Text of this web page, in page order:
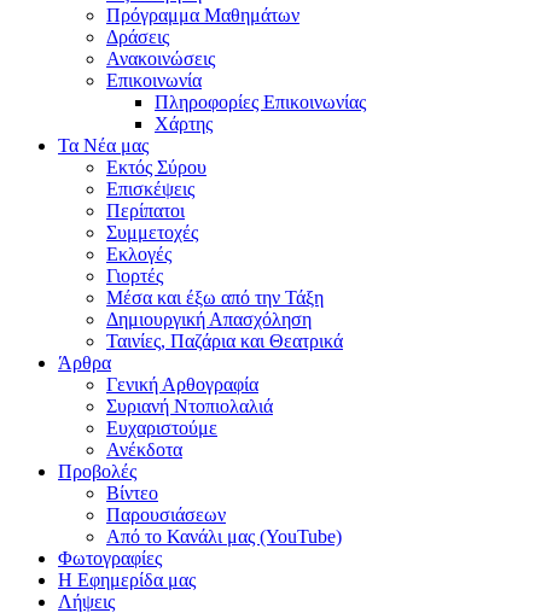
Πρόγραμμα Μαθημάτων
Δράσεις
Ανακοινώσεις
Επικοινωνία
Πληροφορίες Επικοινωνίας
Χάρτης
Τα Νέα μας
Εκτός Σύρου
Επισκέψεις
Περίπατοι
Συμμετοχές
Εκλογές
Γιορτές
Μέσα και έξω από την Τάξη
Δημιουργική Απασχόληση
Ταινίες, Παζάρια και Θεατρικά
Άρθρα
Γενική Αρθογραφία
Συριανή Ντοπιολαλιά
Ευχαριστούμε
Ανέκδοτα
Προβολές
Βίντεο
Παρουσιάσεων
Από το Κανάλι μας (YouTube)
Φωτογραφίες
Η Εφημερίδα μας
Λήψεις